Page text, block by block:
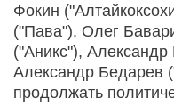
Фокин
("Пава"), Олег
("Аникс"),
Александр Бедарев
продолжать